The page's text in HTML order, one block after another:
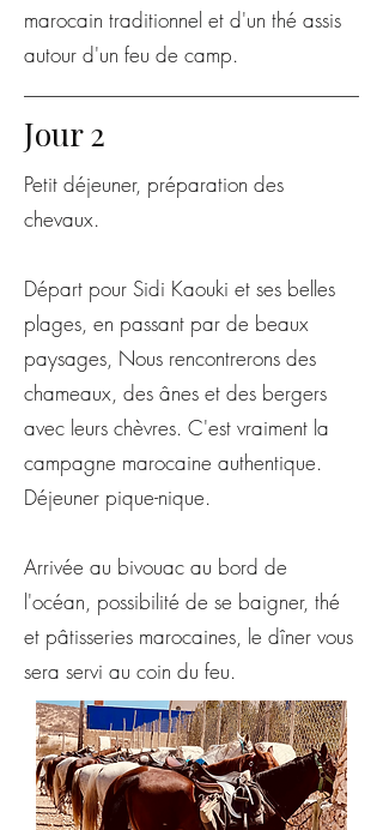
marocain traditionnel et d'un thé assis
autour d'un feu de camp.
Jour 2
Petit déjeuner, préparation des
chevaux.
Départ pour Sidi Kaouki et ses belles
plages, en passant par de beaux
paysages, Nous rencontrerons des
chameaux, des ânes et des bergers
avec leurs chèvres. C'est vraiment la
campagne marocaine authentique.
Déjeuner pique-nique.
Arrivée au bivouac au bord de
l'océan, possibilité de se baigner, thé
et pâtisseries marocaines, le dîner vous
sera servi au coin du feu.